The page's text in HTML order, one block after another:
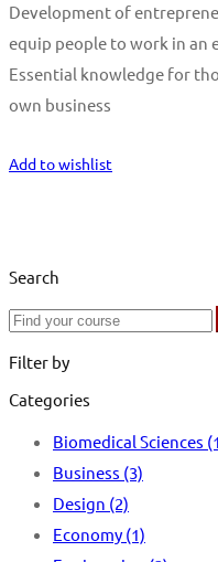
Development of
equip people to work in an
Essential knowledge for
own business
Add to wishlist
Search
Search
Filter by
Categories
Biomedical Sciences
Business (3)
Design (2)
Economy (1)